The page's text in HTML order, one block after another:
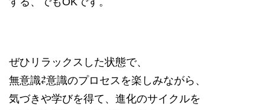
ぜひリラックスした状態で、
無意識⇄意識のプロセスを楽しみながら、
気づきや学びを得て、進化のサイクルを